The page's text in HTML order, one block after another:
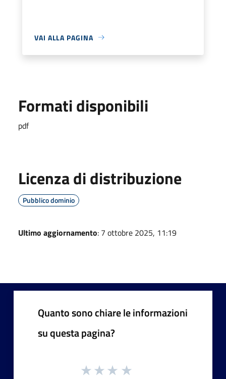
VAI ALLA PAGINA
Formati disponibili
pdf
Licenza di distribuzione
Pubblico dominio
Ultimo aggiornamento: 7 ottobre 2025, 11:19
Quanto sono chiare le informazioni
su questa pagina?